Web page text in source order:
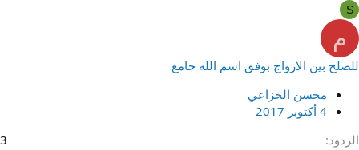
S
م
للصلح بين الازواج بوفق اسم الله جامع
محسن الخزاعي
4 أكتوبر 2017
الردود
3